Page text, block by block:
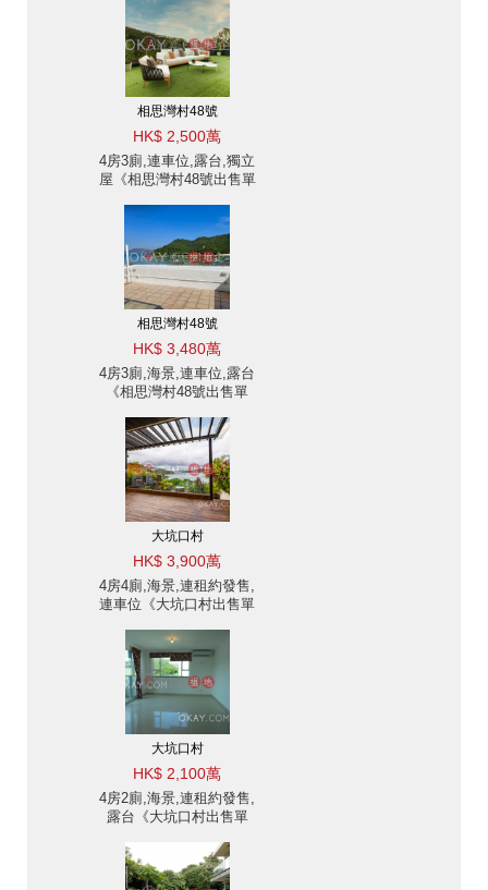
相思灣村48號
HK$ 2,500萬
4房3廁,連車位,露台,獨立
屋《相思灣村48號出售單
相思灣村48號
HK$ 3,480萬
4房3廁,海景,連車位,露台
《相思灣村48號出售單
大坑口村
HK$ 3,900萬
4房4廁,海景,連租約發售,
連車位《大坑口村出售單
大坑口村
HK$ 2,100萬
4房2廁,海景,連租約發售,
露台《大坑口村出售單